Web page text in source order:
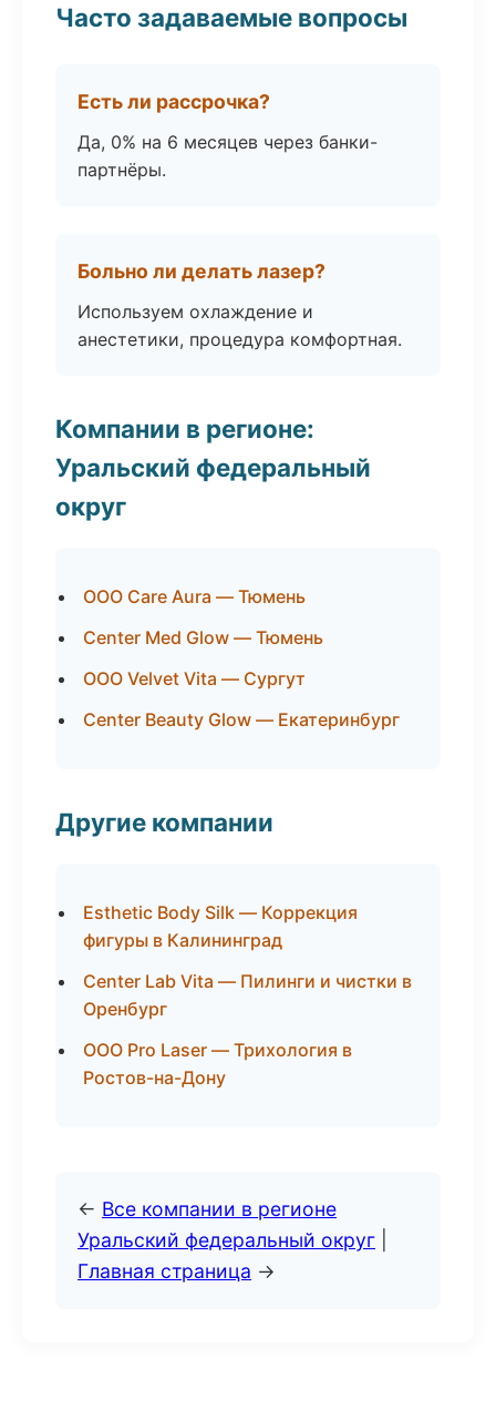
Часто задаваемые вопросы
Есть ли рассрочка?
Да, 0% на 6 месяцев через банки-
партнёры.
Больно ли делать лазер?
Используем охлаждение и
анестетики, процедура комфортная.
Компании в регионе:
Уральский федеральный
округ
ООО Care Aura — Тюмень
Center Med Glow — Тюмень
ООО Velvet Vita — Сургут
Center Beauty Glow — Екатеринбург
Другие компании
Esthetic Body Silk — Коррекция
фигуры в Калининград
Center Lab Vita — Пилинги и чистки в
Оренбург
ООО Pro Laser — Трихология в
Ростов-на-Дону
← Все компании в регионе
Уральский федеральный округ
Главная страница →